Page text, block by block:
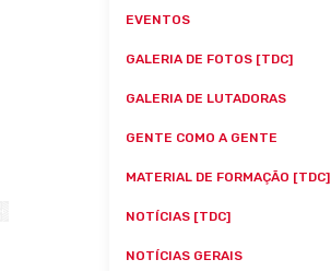
EVENTOS
GALERIA DE FOTOS [TDC]
GALERIA DE LUTADORAS
GENTE COMO A GENTE
MATERIAL DE FORMAÇÃO [TDC]
NOTÍCIAS [TDC]
NOTÍCIAS GERAIS